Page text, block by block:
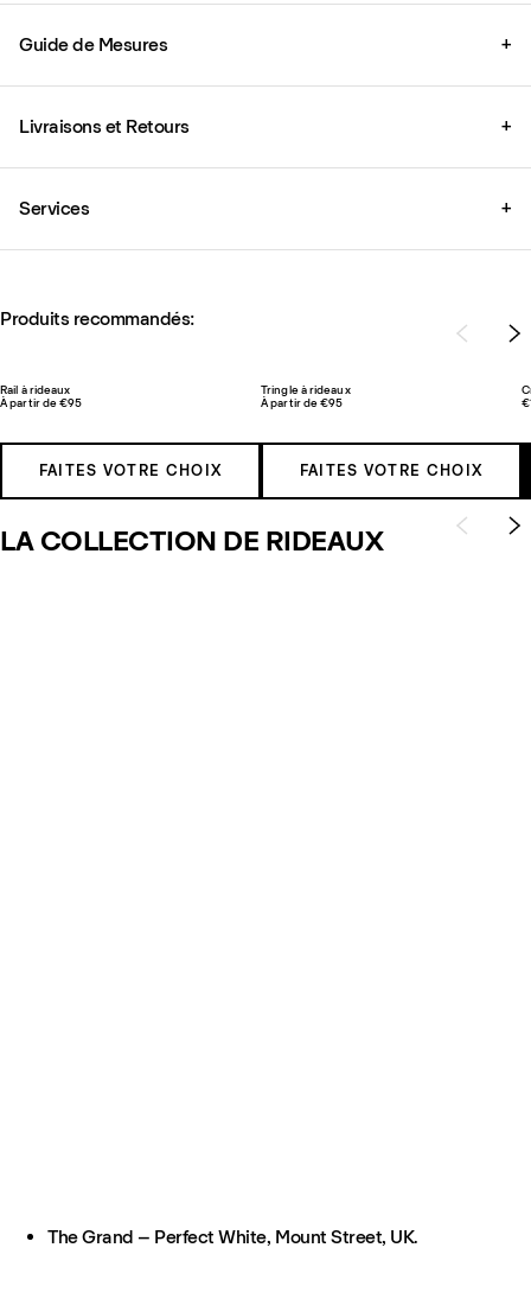
Guide de Mesures +
Livraisons et Retours +
Services +
Produits recommandés:
Rail à rideaux
À partir de €95
FAITES VOTRE CHOIX
Tringle à rideaux
À partir de €95
FAITES VOTRE CHOIX
LA COLLECTION DE RIDEAUX
The Grand – Perfect White, Mount Street, UK.